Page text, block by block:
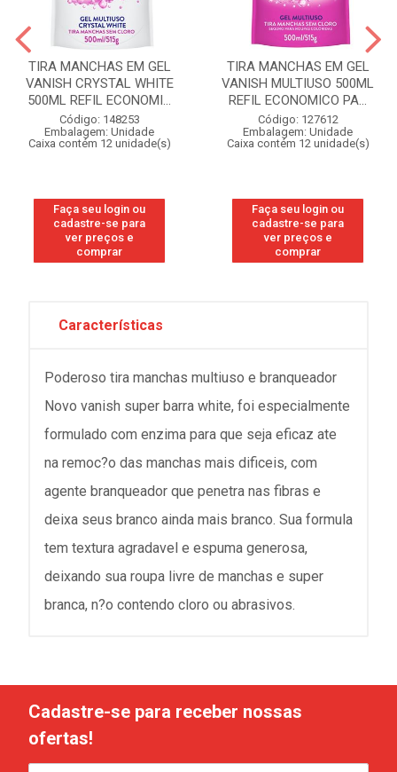
TIRA MANCHAS EM GEL
VANISH CRYSTAL WHITE
500ML REFIL ECONOMI...
Código: 148253
Embalagem: Unidade
Caixa contém 12 unidade(s)
Faça seu login ou
cadastre-se para
ver preços e
comprar
TIRA MANCHAS EM GEL
VANISH MULTIUSO 500ML
REFIL ECONOMICO PA...
Código: 127612
Embalagem: Unidade
Caixa contém 12 unidade(s)
Faça seu login ou
cadastre-se para
ver preços e
comprar
Características
Poderoso tira manchas multiuso e branqueador
Novo vanish super barra white, foi especialmente
formulado com enzima para que seja eficaz ate
na remoc?o das manchas mais dificeis, com
agente branqueador que penetra nas fibras e
deixa seus branco ainda mais branco. Sua formula
tem textura agradavel e espuma generosa,
deixando sua roupa livre de manchas e super
branca, n?o contendo cloro ou abrasivos.
Cadastre-se para receber nossas
ofertas!